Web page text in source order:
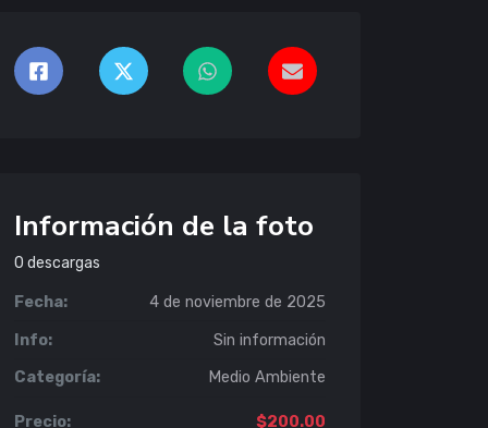
Información de la foto
0 descargas
Fecha: 4 de noviembre de 2025
Info: Sin información
Categoría: Medio Ambiente
Precio: $200.00